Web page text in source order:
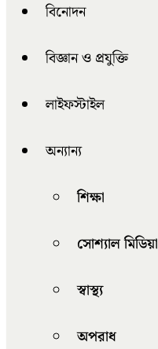
বিনোদন
বিজ্ঞান ও প্রযুক্তি
লাইফস্টাইল
অন্যান্য
শিক্ষা
সোশ্যাল মিডিয়া
স্বাস্থ্য
অপরাধ